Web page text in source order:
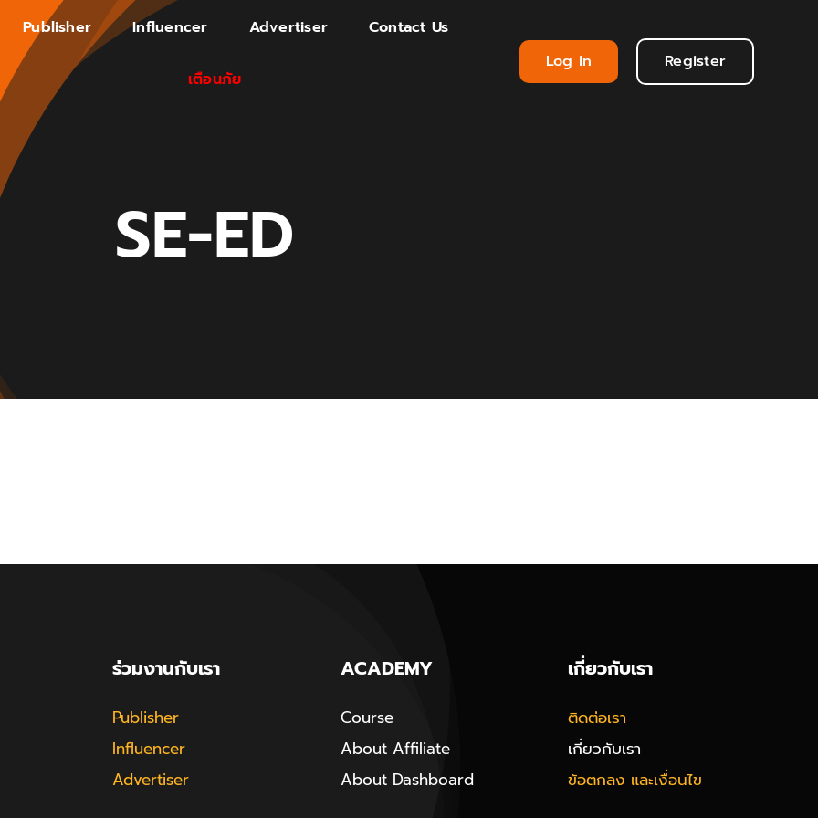
Publisher Influencer Advertiser Contact Us
เตือนภัย
Log in Register
SE-ED
ร่วมงานกับเรา
Publisher
Influencer
Advertiser
ACADEMY
Course
About Affiliate
About Dashboard
เกี่ยวกับเรา
ติดต่อเรา
เกี่ยวกับเรา
ข้อตกลง และเงื่อนไข